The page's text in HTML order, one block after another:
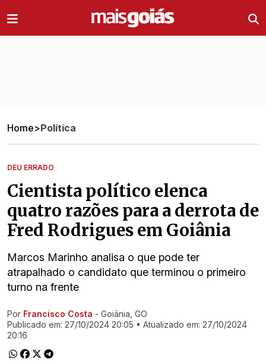
Home>Política
DEU ERRADO
Cientista político elenca
quatro razões para a derrota de
Fred Rodrigues em Goiânia
Marcos Marinho analisa o que pode ter
atrapalhado o candidato que terminou o primeiro
turno na frente
Ir direto pra matéria
Por Francisco Costa - Goiânia, GO
Publicado em: 27/10/2024 20:05 • Atualizado em: 27/10/2024
20:16